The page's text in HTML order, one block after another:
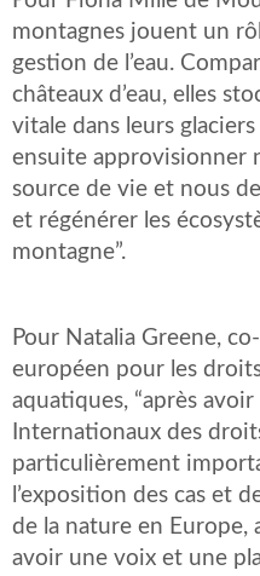
montagnes jouent un
gestion de l’eau.
châteaux d’eau, elles
vitale dans leurs
ensuite approvisionner
source de vie et nous
et régénérer les
montagne”.
Pour Natalia Greene,
européen pour les
aquatiques, “après
Internationaux des
particulièrement
l’exposition des cas et
de la nature en Europe,
avoir une voix et une